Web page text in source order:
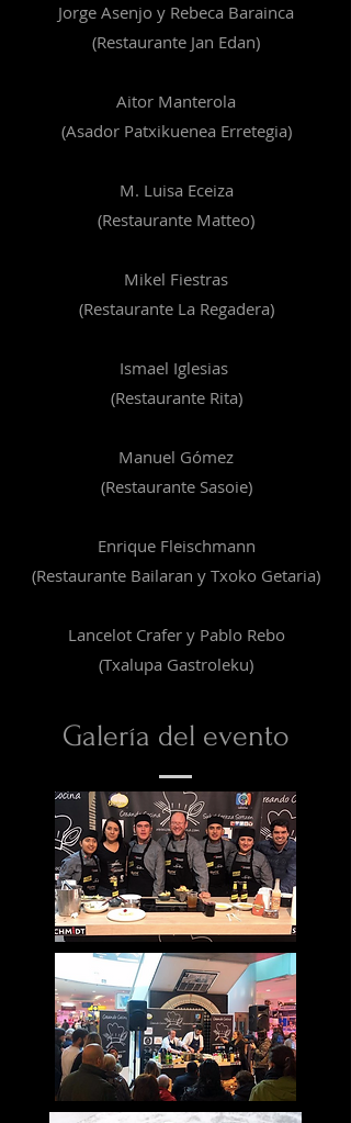
Jorge Asenjo y Rebeca Barainca
(Restaurante Jan Edan)
Aitor Manterola
(Asador Patxikuenea Erretegia)
M. Luisa Eceiza
(Restaurante Matteo)
Mikel Fiestras
(Restaurante La Regadera)
Ismael Iglesias
(Restaurante Rita)
Manuel Gómez
(Restaurante Sasoie)
Enrique Fleischmann
(Restaurante Bailaran y Txoko Getaria)
Lancelot Crafer y Pablo Rebo
(Txalupa Gastroleku)
Galería del evento